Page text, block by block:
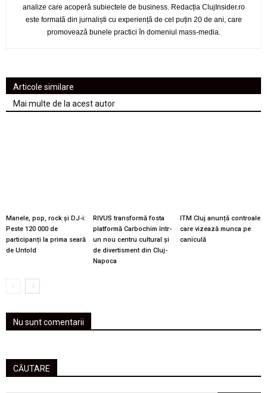
analize care acoperă subiectele de business. Redacția ClujInsider.ro
este formată din jurnaliști cu experiență de cel puțin 20 de ani, care
promovează bunele practici în domeniul mass-media.
Articole similare
Mai multe de la acest autor
Manele, pop, rock și DJ-i:
Peste 120 000 de
participanți la prima seară
de Untold
RIVUS transformă fosta
platformă Carbochim într-
un nou centru cultural și
de divertisment din Cluj-
Napoca
ITM Cluj anunță controale
care vizează munca pe
caniculă
Nu sunt comentarii
CĂUTARE